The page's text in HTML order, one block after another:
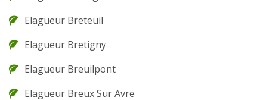
Elagueur Breteuil
Elagueur Bretigny
Elagueur Breuilpont
Elagueur Breux Sur Avre